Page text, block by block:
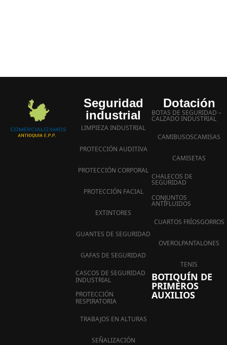
Seguridad
industrial
LIMPIEZA INDUSTRIAL
PROTECCIÓN AUDITIVA
PROTECCIÓN CORPORAL
PROTECCIÓN FACIAL
EXTINTORES
GUANTES DE SEGURIDAD
GAFAS DE SEGURIDAD
CASCOS DE SEGURIDAD
INDUSTRIAL
PROTECCIÓN
RESPIRATORIA
TRABAJOS EN ALTURAS
SEÑALIZACIÓN
Dotación
BOTAS DE SEGURIDAD –
CALZADO INDUSTRIAL
CAMIBUSOSCAMISAS
CAMISETAS
CHALECOS DE
SEGURIDAD
CONJUNTOS
ANTIFLUIDOS
CUARTOS FRÍOSGORROS
OVEROLPANTALONES
TENIS
BOTIQUÍN DE
PRIMEROS
AUXILIOS